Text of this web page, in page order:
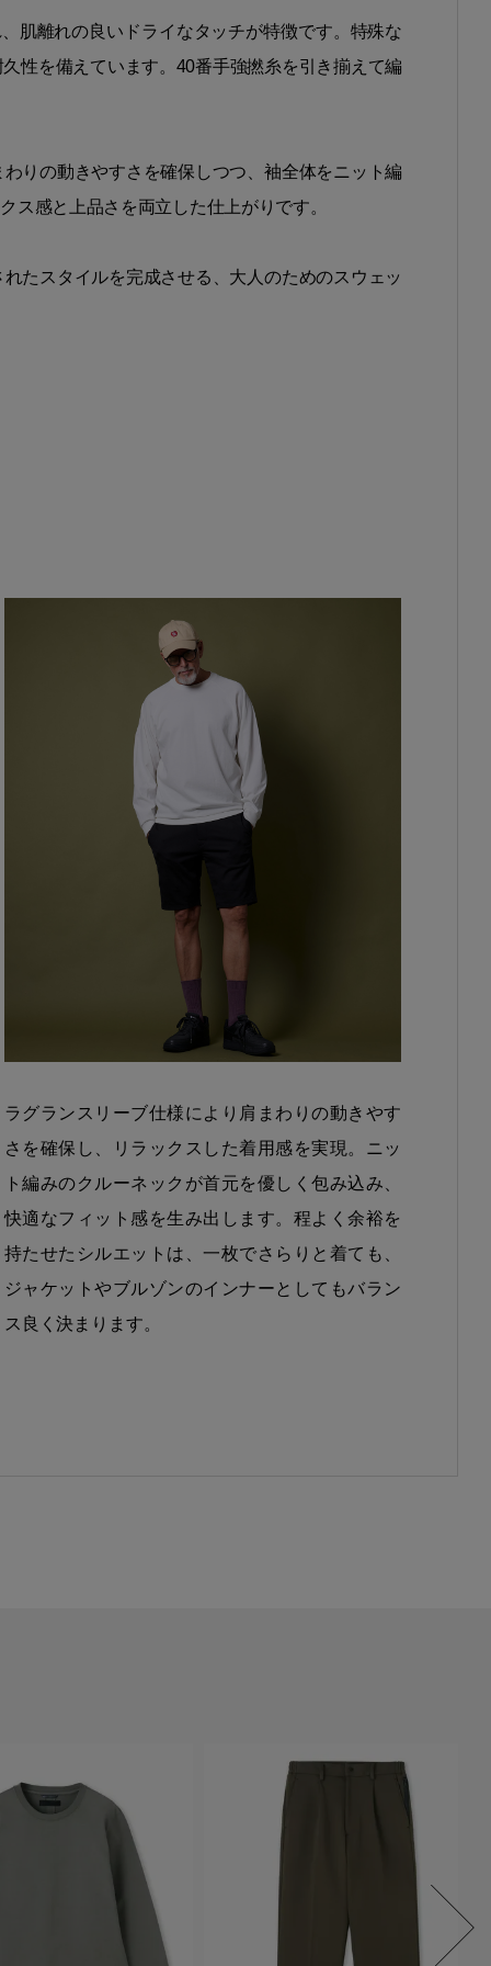
肌離れの良いドライなタッチが特徴です。特殊な
性を備えています。40番手強撚糸を引き揃えて編
りの動きやすさを確保しつつ、袖全体をニット編
ス感と上品さを両立した仕上がりです。
たスタイルを完成させる、大人のためのスウェッ
ラグランスリーブ仕様により肩まわりの動きやす
さを確保し、リラックスした着用感を実現。ニッ
ト編みのクルーネックが首元を優しく包み込み、
快適なフィット感を生み出します。程よく余裕を
持たせたシルエットは、一枚でさらりと着ても、
ジャケットやブルゾンのインナーとしてもバラン
ス良く決まります。